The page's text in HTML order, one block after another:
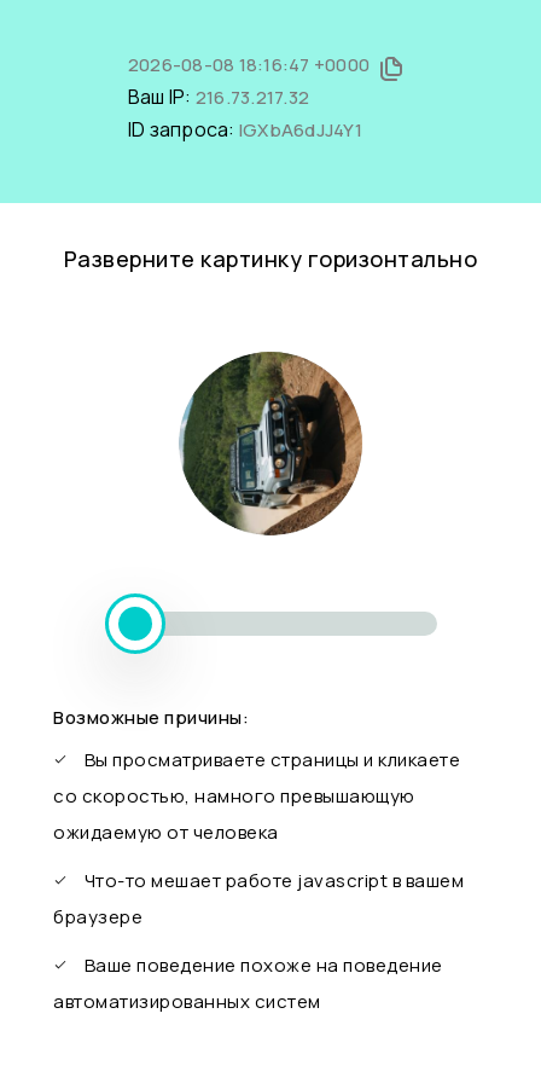
2026-08-08 18:16:47 +0000
Ваш IP: 216.73.217.32
ID запроса: lGXbA6dJJ4Y1
Разверните картинку горизонтально
Возможные причины:
Вы просматриваете страницы и кликаете
со скоростью, намного превышающую
ожидаемую от человека
Что-то мешает работе javascript в вашем
браузере
Ваше поведение похоже на поведение
автоматизированных систем